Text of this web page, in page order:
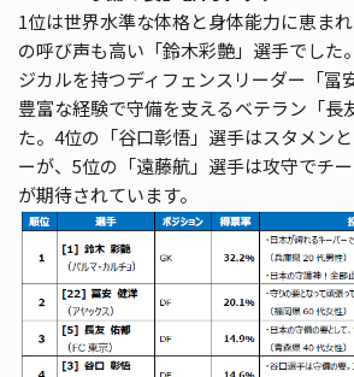
1位は世界水準な体格と身体能力に恵ま
の呼び声も高い「鈴木彩艶」選手でした
ジカルを持つディフェンスリーダー「冨
豊富な経験で守備を支えるベテラン「長
た。4位の「谷口彰悟」選手はスタメン
ーが、5位の「遠藤航」選手は攻守でチ
が期待されています。